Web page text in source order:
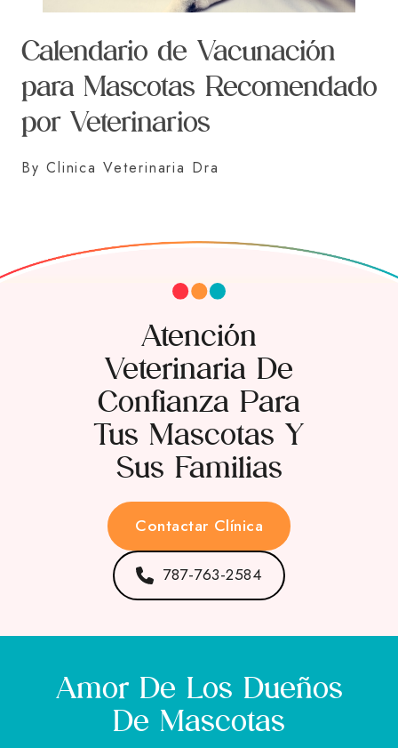
Calendario de Vacunación
para Mascotas Recomendado
por Veterinarios
By Clinica Veterinaria Dra
Atención
Veterinaria De
Confianza Para
Tus Mascotas Y
Sus Familias
Contactar Clínica
787-763-2584
Amor De Los Dueños
De Mascotas